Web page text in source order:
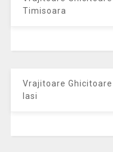
Timisoara
Vrajitoare
Iasi